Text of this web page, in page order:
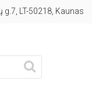
g.7, LT-50218, Kaunas